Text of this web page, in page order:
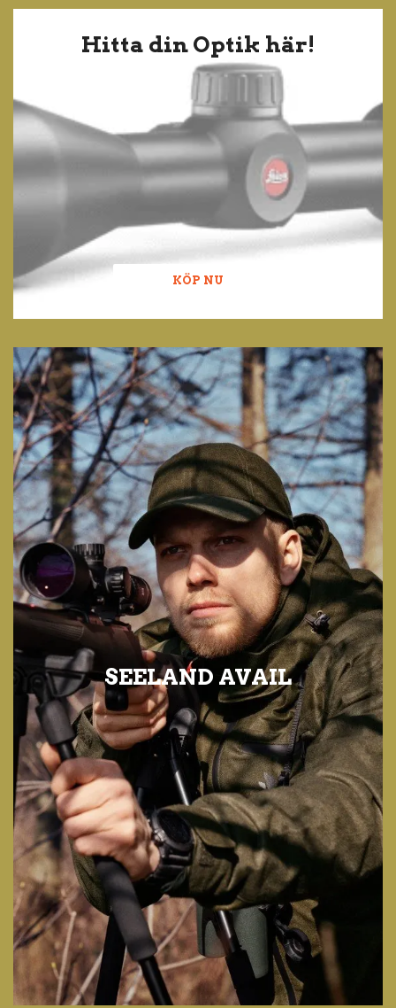
Hitta din Optik här!
KÖP NU
SEELAND AVAIL